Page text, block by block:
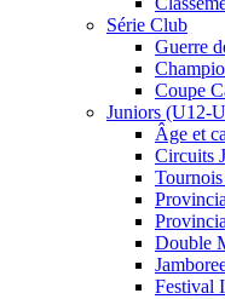
Série Club
Guerre
Coupe
Juniors (U12-
Âge et
Circuits
Double
Festival